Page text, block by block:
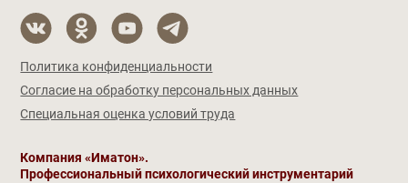
Политика конфиденциальности
Согласие на обработку персональных данных
Специальная оценка условий труда
Компания «Иматон».
Профессиональный психологический инструментарий